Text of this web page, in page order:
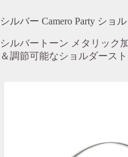
シルバー Camero Party ショ
シルバートーン メタリック
＆調節可能なショルダース